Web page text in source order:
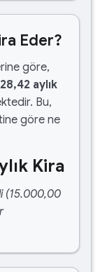
Eder?
göre,
aylık
Bu,
göre ne
Kira
(15.000,00